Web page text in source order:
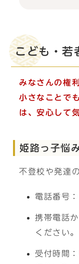
こども・若
みなさんの権
小さなことで
は、安心して
姫路っ子悩
不登校や発達
電話番号
携帯電話
ください。
受付時間